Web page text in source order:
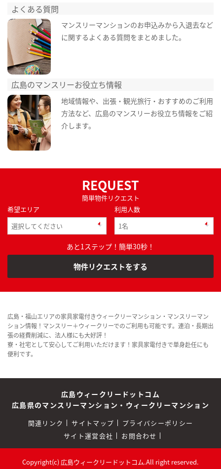
よくある質問
マンスリーマンションのお申込みから入退去など
に関するよくある質問をまとめました。
広島のマンスリーお役立ち情報
地域情報や、出張・観光旅行・おすすめのご利用
方法など、広島のマンスリーお役立ち情報をご紹
介します。
REQUEST
簡単物件リクエスト
希望エリア
利用人数
あと1ステップ！簡単30秒！
物件リクエストをする
広島・福山エリアの家具家電付きウィークリーマンション・マンスリーマン
ション情報！マンスリー＋ウィークリーでのご利用も可能です。連泊・長期出
張の経費削減に、法人様にも大好評！
寮・社宅として安心してご利用いただけます！家具家電付きで単身赴任にも
便利です。
広島ウィークリードットコム
広島県のマンスリーマンション・ウィークリーマンション
関連リンク サイトマップ
プライバシーポリシー
サイト運営会社
お問合わせ
Copyright(c) 広島ウィークリードットコム.All right reserved.